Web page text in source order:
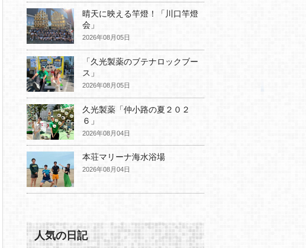
晴天に映える竿燈！「川口竿燈
会」
2026年08月05日
「久光製薬のブテナロックブー
ス」
2026年08月05日
久光製薬「仲小路の夏２０２
６」
2026年08月04日
本荘マリーナ海水浴場
2026年08月04日
人気の日記